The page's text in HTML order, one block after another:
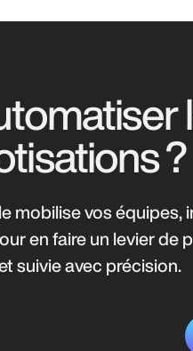
?
mobilise vos équipes,
en faire un levier de
suivie avec précision.